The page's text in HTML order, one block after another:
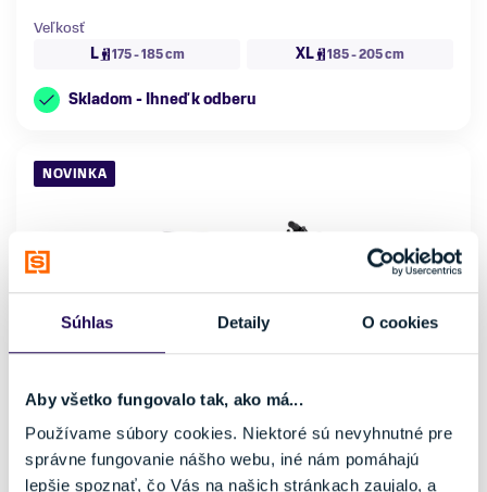
Súhlas Detaily O cookies
Aby všetko fungovalo tak, ako má...
Používame súbory cookies. Niektoré sú nevyhnutné pre
správne fungovanie nášho webu, iné nám pomáhajú
lepšie spoznať, čo Vás na našich stránkach zaujalo, a
Veľkosť
L
175 - 185 cm XL 185 - 205 cm
Skladom - Ihneď k odberu
NOVINKA